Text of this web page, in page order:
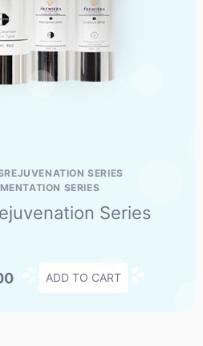
REJUVENATION SERIES
SERIES
Series
ADD TO CART